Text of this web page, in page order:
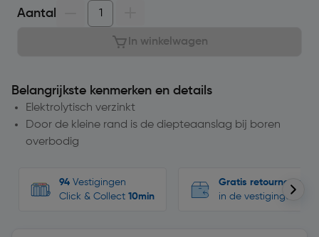
Aantal
In winkelwagen
Belangrijkste kenmerken en details
Elektrolytisch verzinkt
Door de kleine rand is de diepteaanslag bij boren
overbodig
94 Vestigingen
Click & Collect 10min
Gratis retourneren
in de vestigingen